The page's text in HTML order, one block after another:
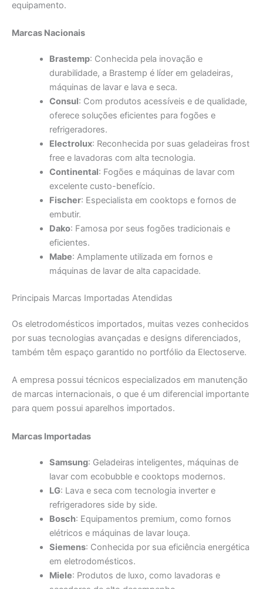
equipamento.
Marcas Nacionais
Brastemp: Conhecida pela inovação e
durabilidade, a Brastemp é líder em geladeiras,
máquinas de lavar e lava e seca.
Consul: Com produtos acessíveis e de qualidade,
oferece soluções eficientes para fogões e
refrigeradores.
Electrolux: Reconhecida por suas geladeiras frost
free e lavadoras com alta tecnologia.
Continental: Fogões e máquinas de lavar com
excelente custo-benefício.
Fischer: Especialista em cooktops e fornos de
embutir.
Dako: Famosa por seus fogões tradicionais e
eficientes.
Mabe: Amplamente utilizada em fornos e
máquinas de lavar de alta capacidade.
Principais Marcas Importadas Atendidas
Os eletrodomésticos importados, muitas vezes conhecidos
por suas tecnologias avançadas e designs diferenciados,
também têm espaço garantido no portfólio da Electoserve.
A empresa possui técnicos especializados em manutenção
de marcas internacionais, o que é um diferencial importante
para quem possui aparelhos importados.
Marcas Importadas
Samsung: Geladeiras inteligentes, máquinas de
lavar com ecobubble e cooktops modernos.
LG: Lava e seca com tecnologia inverter e
refrigeradores side by side.
Bosch: Equipamentos premium, como fornos
elétricos e máquinas de lavar louça.
Siemens: Conhecida por sua eficiência energética
em eletrodomésticos.
Miele: Produtos de luxo, como lavadoras e